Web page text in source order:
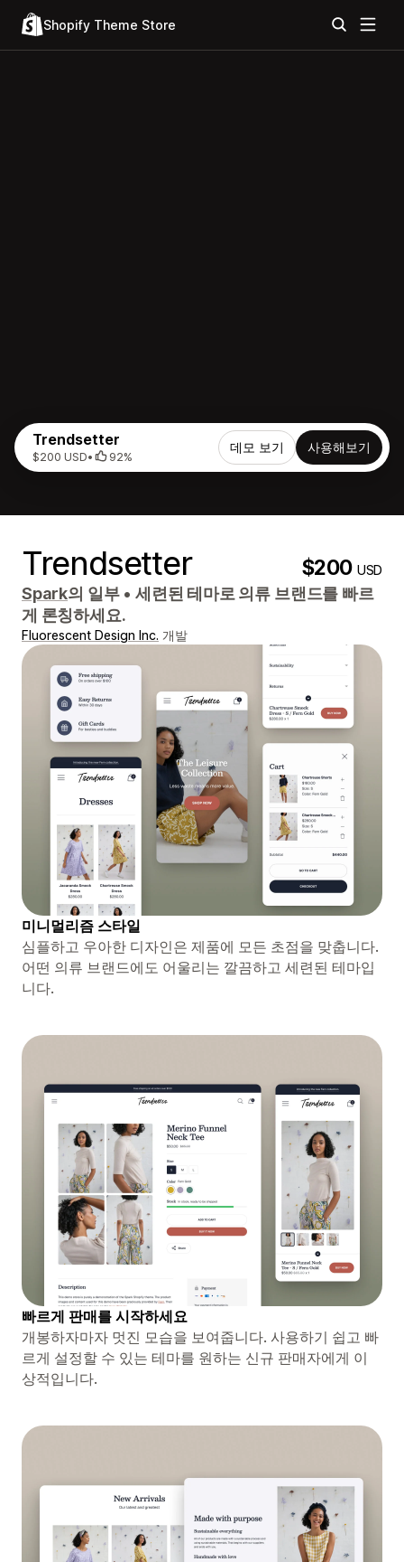
Shopify Theme Store
Trendsetter
$200 USD• 92%
데모 보기 사용해보기
Trendsetter $200USD
Spark의 일부 • 세련된 테마로 의류 브랜드를 빠르
게 론칭하세요.
Fluorescent Design Inc. 개발
미니멀리즘 스타일
심플하고 우아한 디자인은 제품에 모든 초점을 맞춥니다.
어떤 의류 브랜드에도 어울리는 깔끔하고 세련된 테마입
니다.
빠르게 판매를 시작하세요
개봉하자마자 멋진 모습을 보여줍니다. 사용하기 쉽고 빠
르게 설정할 수 있는 테마를 원하는 신규 판매자에게 이
상적입니다.